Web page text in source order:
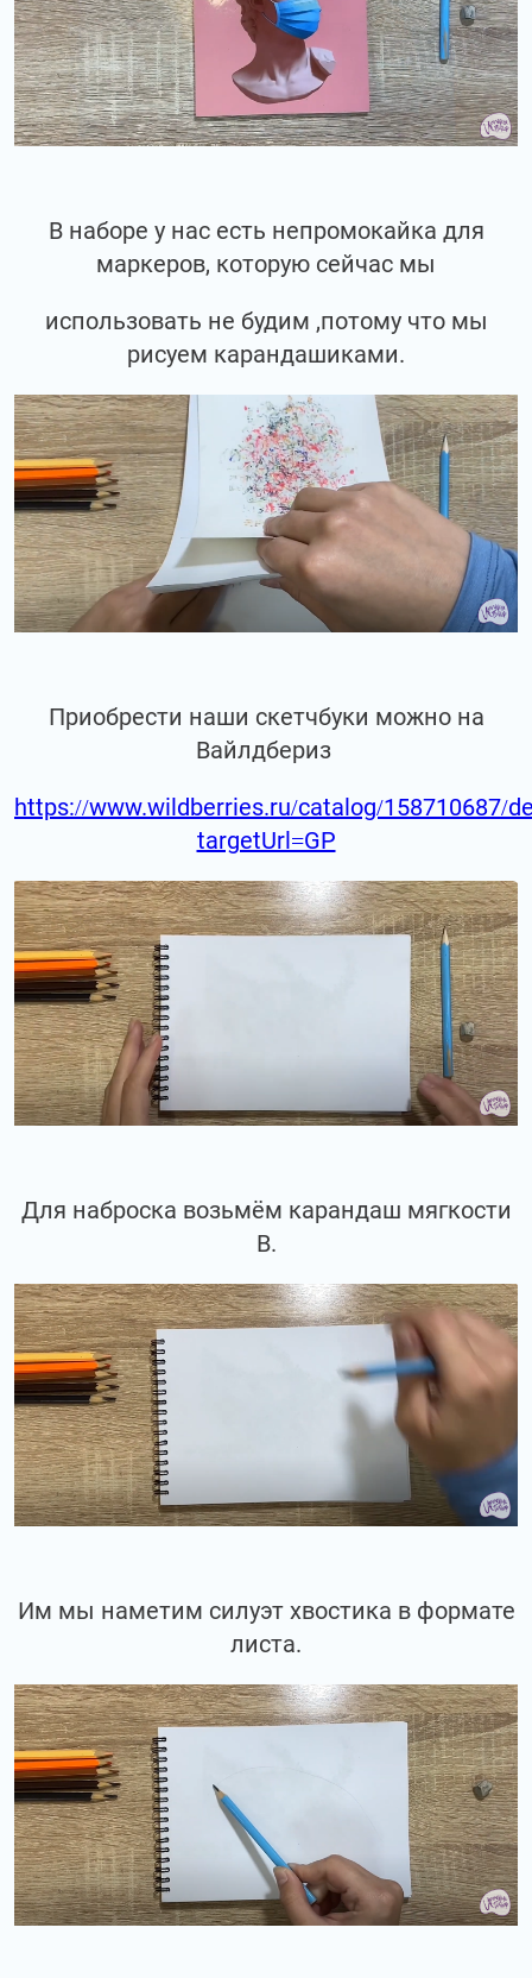
В наборе у нас есть непромокайка для
маркеров, которую сейчас мы
использовать не будим ,потому что мы
рисуем карандашиками.
Приобрести наши скетчбуки можно на
Вайлдбериз
https://www.wildberries.ru/catalog/158710687/
targetUrl=GP
Для наброска возьмём карандаш мягкости
В.
Им мы наметим силуэт хвостика в формате
листа.